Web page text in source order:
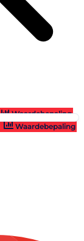
Waardebepaling
Waardebepaling